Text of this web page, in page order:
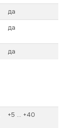
да
да
да
+5 ... +40